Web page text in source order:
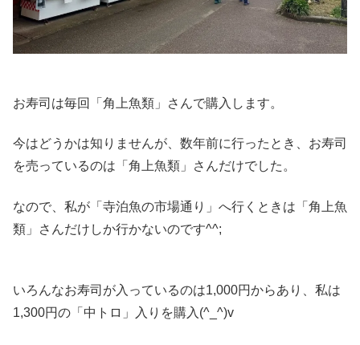
お寿司は毎回「角上魚類」さんで購入します。
今はどうかは知りませんが、数年前に行ったとき、お寿司
を売っているのは「角上魚類」さんだけでした。
なので、私が「寺泊魚の市場通り」へ行くときは「角上魚
類」さんだけしか行かないのです^^;
いろんなお寿司が入っているのは1,000円からあり、私は
1,300円の「中トロ」入りを購入(^_^)v